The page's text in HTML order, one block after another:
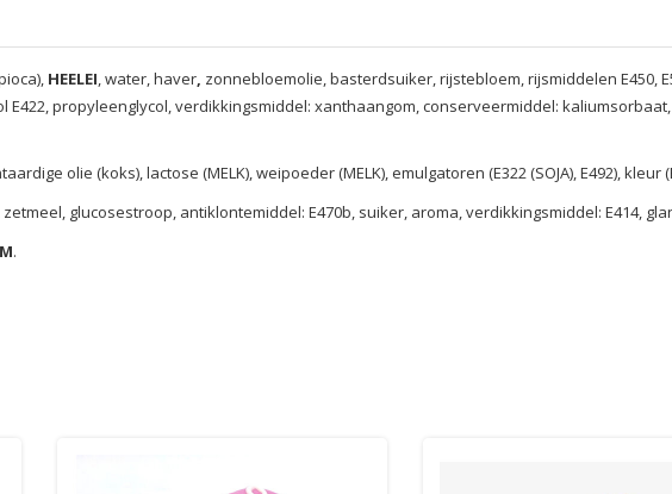
HEELEI, water, haver, zonnebloemolie, basterdsuiker, rijstebloem, rijsmiddelen E450,
E422, propyleenglycol, verdikkingsmiddel: xanthaangom, conserveermiddel:
olie (koks), lactose (MELK), weipoeder (MELK), emulgatoren (E322 (SOJA), E492),
glucosestroop, antiklontemiddel: E470b, suiker, aroma, verdikkingsmiddel: E414,
.